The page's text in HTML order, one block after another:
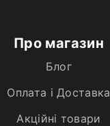
Про магазин
Блог
Оплата і Доставка
Акційні товари